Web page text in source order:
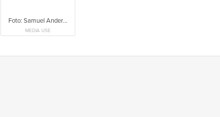
Foto: Samuel Andersson
MEDIA USE